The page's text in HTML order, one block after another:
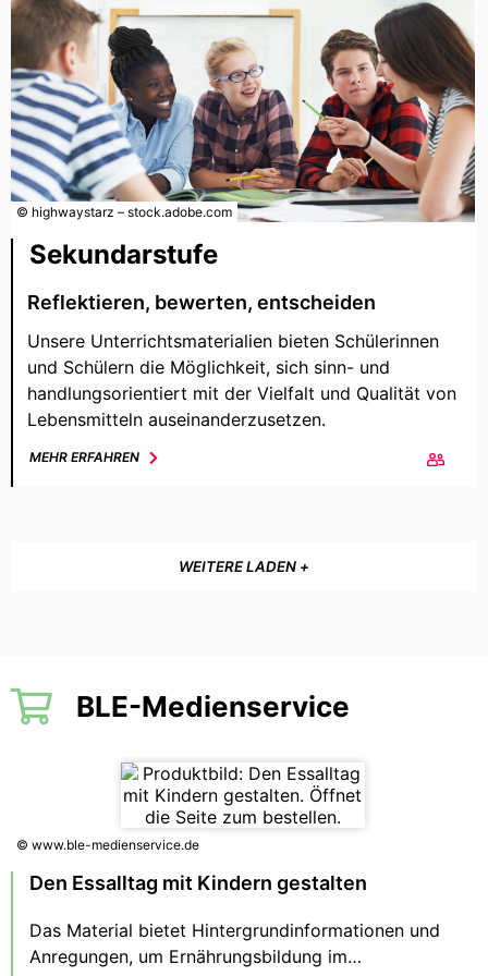
© highwaystarz – stock.adobe.com
Sekundarstufe
Reflektieren, bewerten, entscheiden
Unsere Unterrichtsmaterialien bieten Schülerinnen
und Schülern die Möglichkeit, sich sinn- und
handlungsorientiert mit der Vielfalt und Qualität von
Lebensmitteln auseinanderzusetzen.
MEHR ERFAHREN
WEITERE LADEN +
BLE-Medienservice
© www.ble-medienservice.de
Den Essalltag mit Kindern gestalten
Das Material bietet Hintergrundinformationen und
Anregungen, um Ernährungsbildung im